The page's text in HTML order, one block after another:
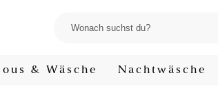
& Wäsche Nachtwäsche